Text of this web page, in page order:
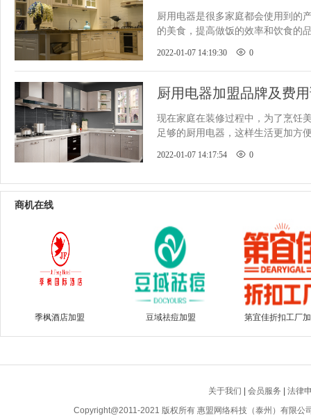
厨用电器是很多家庭都会使用到的
的美食，提高做饭的效率和饮食的
2022-01-07 14:19:30 0
厨用电器加盟品牌及费
现在家庭在装修过程中，为了烹饪
足够的厨用电器，这样生活更加方
2022-01-07 14:17:54 0
商机在线
季枫酒店加盟 豆域祛痘加盟 第宜佳折扣工厂
关于我们 会员服务
法律
Copyright@2011-2021 版权所有 惠盟网络科技（泰州）有限公